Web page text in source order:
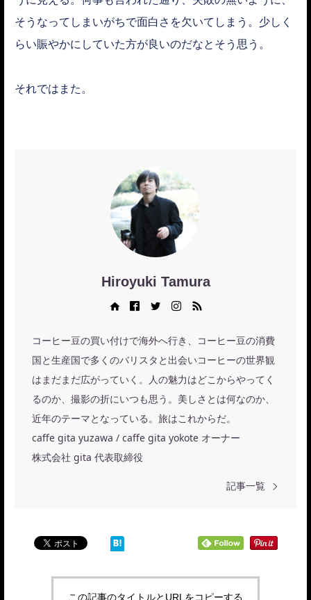
そうなってしまいがちで面白さを欠いてしまう。少しく
らい賑やかにしていた方が良いのだなとそう思う。
それではまた。
Hiroyuki Tamura
Instagram RSS
コーヒー豆の買い付けで海外へ行き、コーヒー豆の消費
国と生産国で多くのバリスタと出会いコーヒーの世界観
はまだまだ広がっていく。人の魅力はどこからやってく
るのか、撮影の折にいつも思う。美しさとは何なのか、
近年のテーマとなっている。旅はこれからだ。
caffe gita yuzawa / caffe gita yokote オーナー
株式会社 gita 代表取締役
記事一覧
この記事のタイトルとURLをコピーする